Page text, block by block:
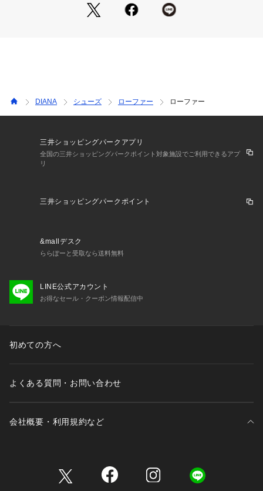
DIANA シューズ ローファー ローファー
三井ショッピングパークアプリ
全国の三井ショッピングパークポイント対象施設でご利用できるアプ
リ
三井ショッピングパークポイント
&mallデスク
ららぽーと受取なら送料無料
LINE公式アカウント
お得なセール・クーポン情報配信中
初めての方へ
よくある質問・お問い合わせ
会社概要・利用規約など